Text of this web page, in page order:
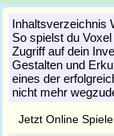
Inhaltsverzeichnis
So spielst du
Zugriff auf dein
Gestalten und
eines der
nicht mehr
Jetzt Online